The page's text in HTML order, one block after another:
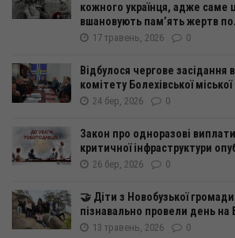
кожного українця, адже саме
вшановують пам’ять жертв
17 травень, 2026 0
Відбулося чергове засідання
комітету Болехівської
24 бер, 2026 0
Закон про одноразові
критичної інфраструктури
26 бер, 2026 0
🤝 Діти з Новобузької
пізнавально провели день на
13 травень, 2026 0